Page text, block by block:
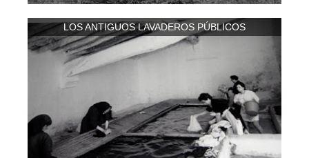
LOS ANTIGUOS LAVADEROS PÚBLICOS